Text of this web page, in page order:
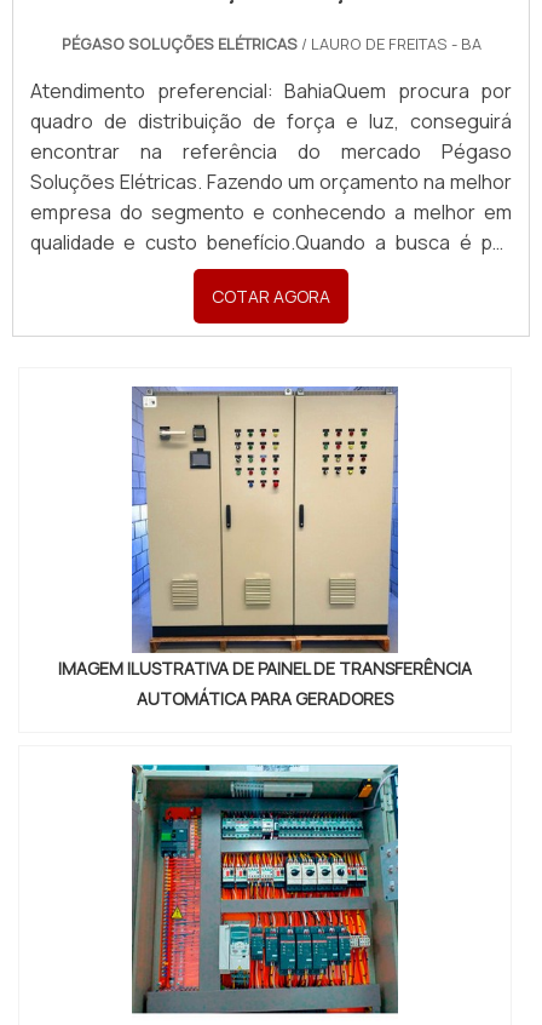
PÉGASO SOLUÇÕES ELÉTRICAS / LAURO DE FREITAS - BA
Atendimento preferencial: BahiaQuem procura por
quadro de distribuição de força e luz, conseguirá
encontrar na referência do mercado Pégaso
Soluções Elétricas. Fazendo um orçamento na melhor
empresa do segmento e conhecendo a melhor em
qualidade e custo benefício.Quando a busca é por
quadro de distribuição de força e luz, com a Pégaso
Soluções Elétricas o cliente poderá contar ótima
qualidade com pagamento acessível.DETALHES
COTAR AGORA
IMAGEM ILUSTRATIVA DE PAINEL DE TRANSFERÊNCIA
AUTOMÁTICA PARA GERADORES